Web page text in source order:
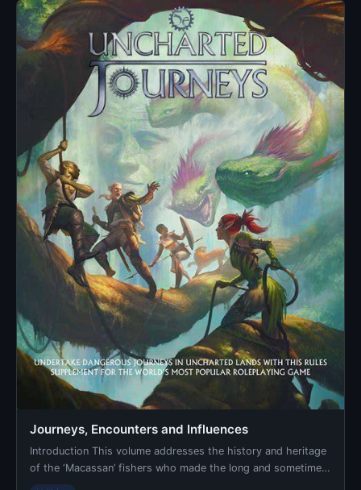
Journeys, Encounters and Influences
Introduction This volume addresses the history and heritage
of the ‘Macassan’ fishers who made the long and sometimes
dangerous maritime journey from the por...